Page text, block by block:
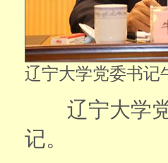
辽宁大学党委书记
辽宁大学党
记。